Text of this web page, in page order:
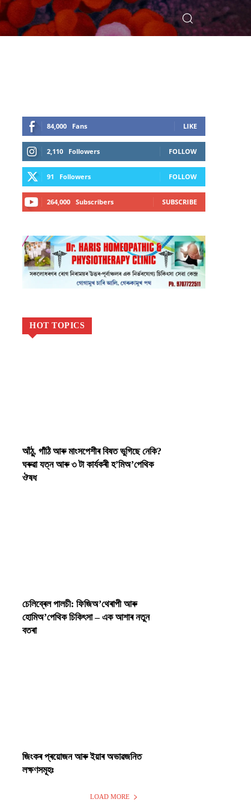
84,000 Fans LIKE
2,110 Followers FOLLOW
91 Followers FOLLOW
264,000 Subscribers SUBSCRIBE
HOT TOPICS
আঁঠু, গাঁঠি আৰু মাংসপেশীৰ বিষত ভুগিছে নেকি?
ঘৰুৱা যত্ন আৰু ৩ টা কাৰ্যকৰী হ’মিঅ’পেথিক
ঔষধ
চেলিব্ৰেল পালচী: ফিজিঅ’থেৰাপী আৰু
হোমিঅ’পেথিক চিকিৎসা – এক আশাৰ নতুন
বতৰা
জিংকৰ প্ৰয়োজন আৰু ইয়াৰ অভাৱজনিত
লক্ষণসমূহঃ
LOAD MORE